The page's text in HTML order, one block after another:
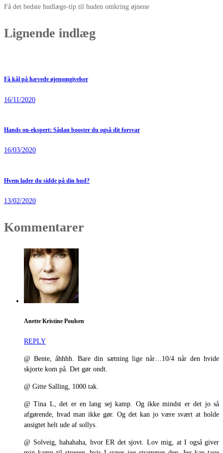
Få det bedste hudlæge-tip til huden omkring øjnene
Lignende indlæg
Få kål på hævede øjenomgivelser
16/11/2020
Hands on-ekspert: Sådan booster du også dit forsvar
16/03/2020
Hvem lader du sidde på din hud?
13/02/2020
Kommentarer
Anette Kristine Poulsen
REPLY
@ Bente, åhhhh. Bare din sætning lige når…10/4 når den hvide
skjorte kom på. Det gør ondt.
@ Gitte Salling, 1000 tak.
@ Tina L, det er en lang sej kamp. Og ikke mindst er det jo så
afgørende, hvad man ikke gør. Og det kan jo være svært at holde
ansigtet helt ude af sollys.
@ Solveig, hahahaha, hvor ER det sjovt. Lov mig, at I også giver